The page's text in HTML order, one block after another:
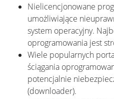
Nielicencjonowane
umożliwiające
system operacyjny.
oprogramowania jest
Wiele popularnych
ściągania
potencjalnie
(downloader).